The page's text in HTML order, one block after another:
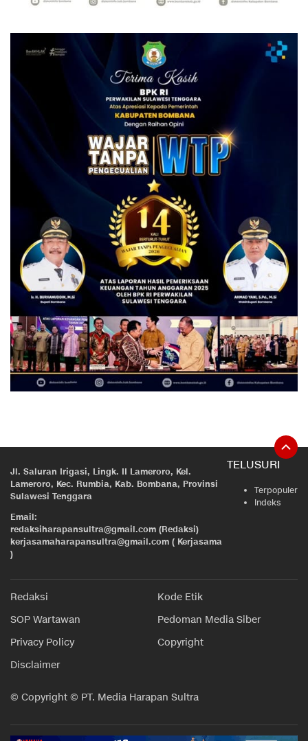
Jl. Saluran Irigasi, Lingk. II Lameroro, Kel.
Lameroro, Kec. Rumbia, Kab. Bombana, Provinsi
Sulawesi Tenggara
Email:
redaksiharapansultra@gmail.com (Redaksi)
kerjasamaharapansultra@gmail.com ( Kerjasama
)
TELUSURI
Terpopuler
Indeks
Redaksi
Kode Etik
SOP Wartawan
Pedoman Media Siber
Privacy Policy
Copyright
Disclaimer
© Copyright © PT. Media Harapan Sultra